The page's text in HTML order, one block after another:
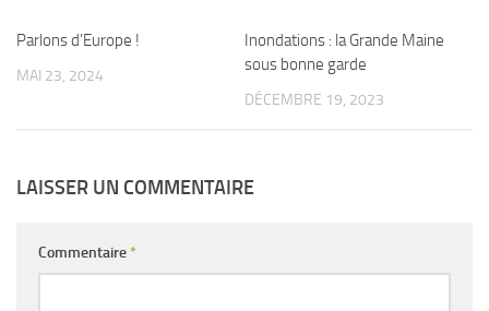
Parlons d’Europe !
MAI 23, 2024
Inondations : la Grande Maine
sous bonne garde
DÉCEMBRE 19, 2023
LAISSER UN COMMENTAIRE
Commentaire*